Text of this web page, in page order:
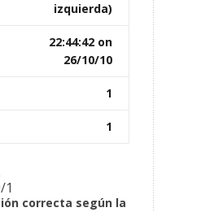
izquierda)
22:44:42 on
26/10/10
1
1
1
correcta según la